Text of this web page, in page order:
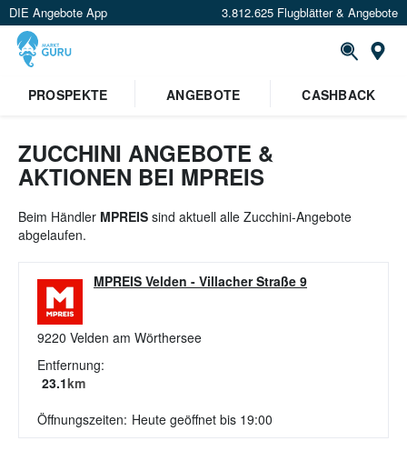
DIE Angebote App 3.812.625 Flugblätter & Angebote
Standort festlegen
PROSPEKTE ANGEBOTE CASHBACK
ZUCCHINI ANGEBOTE &
AKTIONEN BEI MPREIS
Beim Händler MPREIS sind aktuell alle Zucchini-Angebote
abgelaufen.
MPREIS Velden - Villacher Straße 9
9220 Velden am Wörthersee
Entfernung:
23.1km
Öffnungszeiten: Heute geöffnet bis 19:00